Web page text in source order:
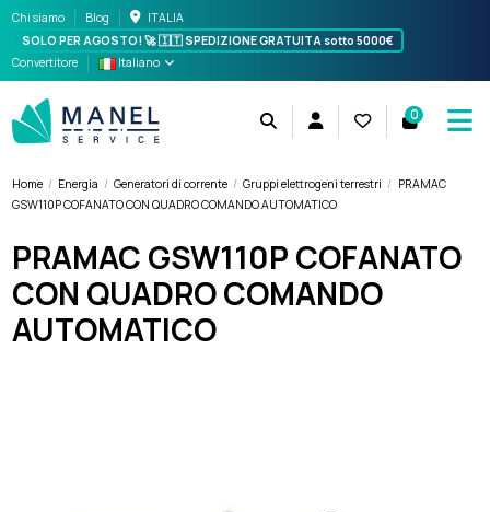
Chi siamo Blog
ITALIA
SOLO PER AGOSTO! 🚀 🇮🇹SPEDIZIONE GRATUITA sotto 5000€
Convertitore
Italiano
0
Home Energia Generatori di corrente Gruppi elettrogeni terrestri
PRAMAC
GSW110P COFANATO CON QUADRO COMANDO AUTOMATICO
PRAMAC GSW110P COFANATO
CON QUADRO COMANDO
AUTOMATICO